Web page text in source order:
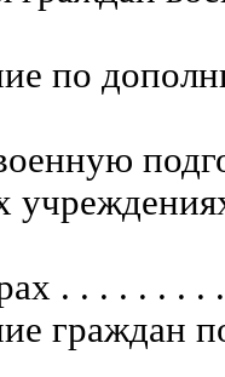
по
. . . . . . .
граждан